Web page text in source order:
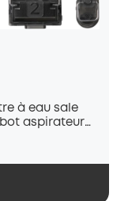
à eau sale
aspirateur